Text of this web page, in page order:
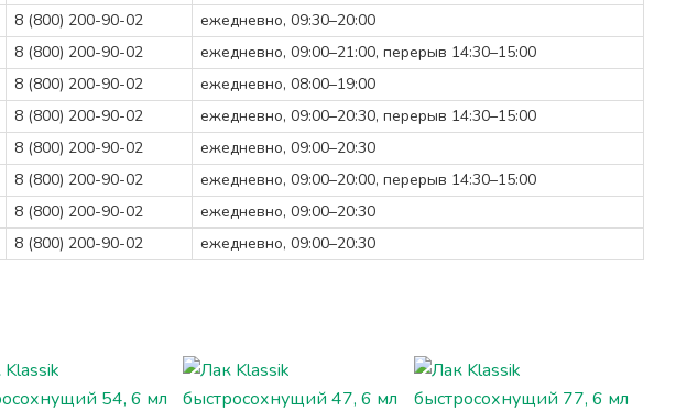
8 (800) 200-90-02
ежедневно, 09:30–20:00
8 (800) 200-90-02
ежедневно, 09:00–21:00, перерыв 14:30–15:00
8 (800) 200-90-02
ежедневно, 08:00–19:00
8 (800) 200-90-02
ежедневно, 09:00–20:30, перерыв 14:30–15:00
8 (800) 200-90-02
ежедневно, 09:00–20:30
8 (800) 200-90-02
ежедневно, 09:00–20:00, перерыв 14:30–15:00
8 (800) 200-90-02
ежедневно, 09:00–20:30
8 (800) 200-90-02 ежедневно, 09:00–20:30